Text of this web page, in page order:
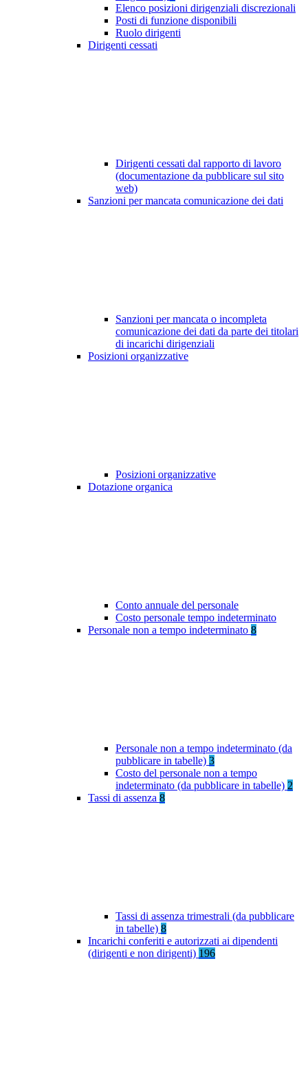
Elenco posizioni dirigenziali discrezionali
Posti di funzione disponibili
Ruolo dirigenti
Dirigenti cessati
Dirigenti cessati dal rapporto di lavoro
(documentazione da pubblicare sul sito
web)
Sanzioni per mancata comunicazione dei dati
Sanzioni per mancata o incompleta
comunicazione dei dati da parte dei titolari
di incarichi dirigenziali
Posizioni organizzative
Posizioni organizzative
Dotazione organica
Conto annuale del personale
Costo personale tempo indeterminato
Personale non a tempo indeterminato 8
Personale non a tempo indeterminato (da
pubblicare in tabelle) 3
Costo del personale non a tempo
indeterminato (da pubblicare in tabelle) 2
Tassi di assenza 8
Tassi di assenza trimestrali (da pubblicare
in tabelle) 8
Incarichi conferiti e autorizzati ai dipendenti
(dirigenti e non dirigenti) 196